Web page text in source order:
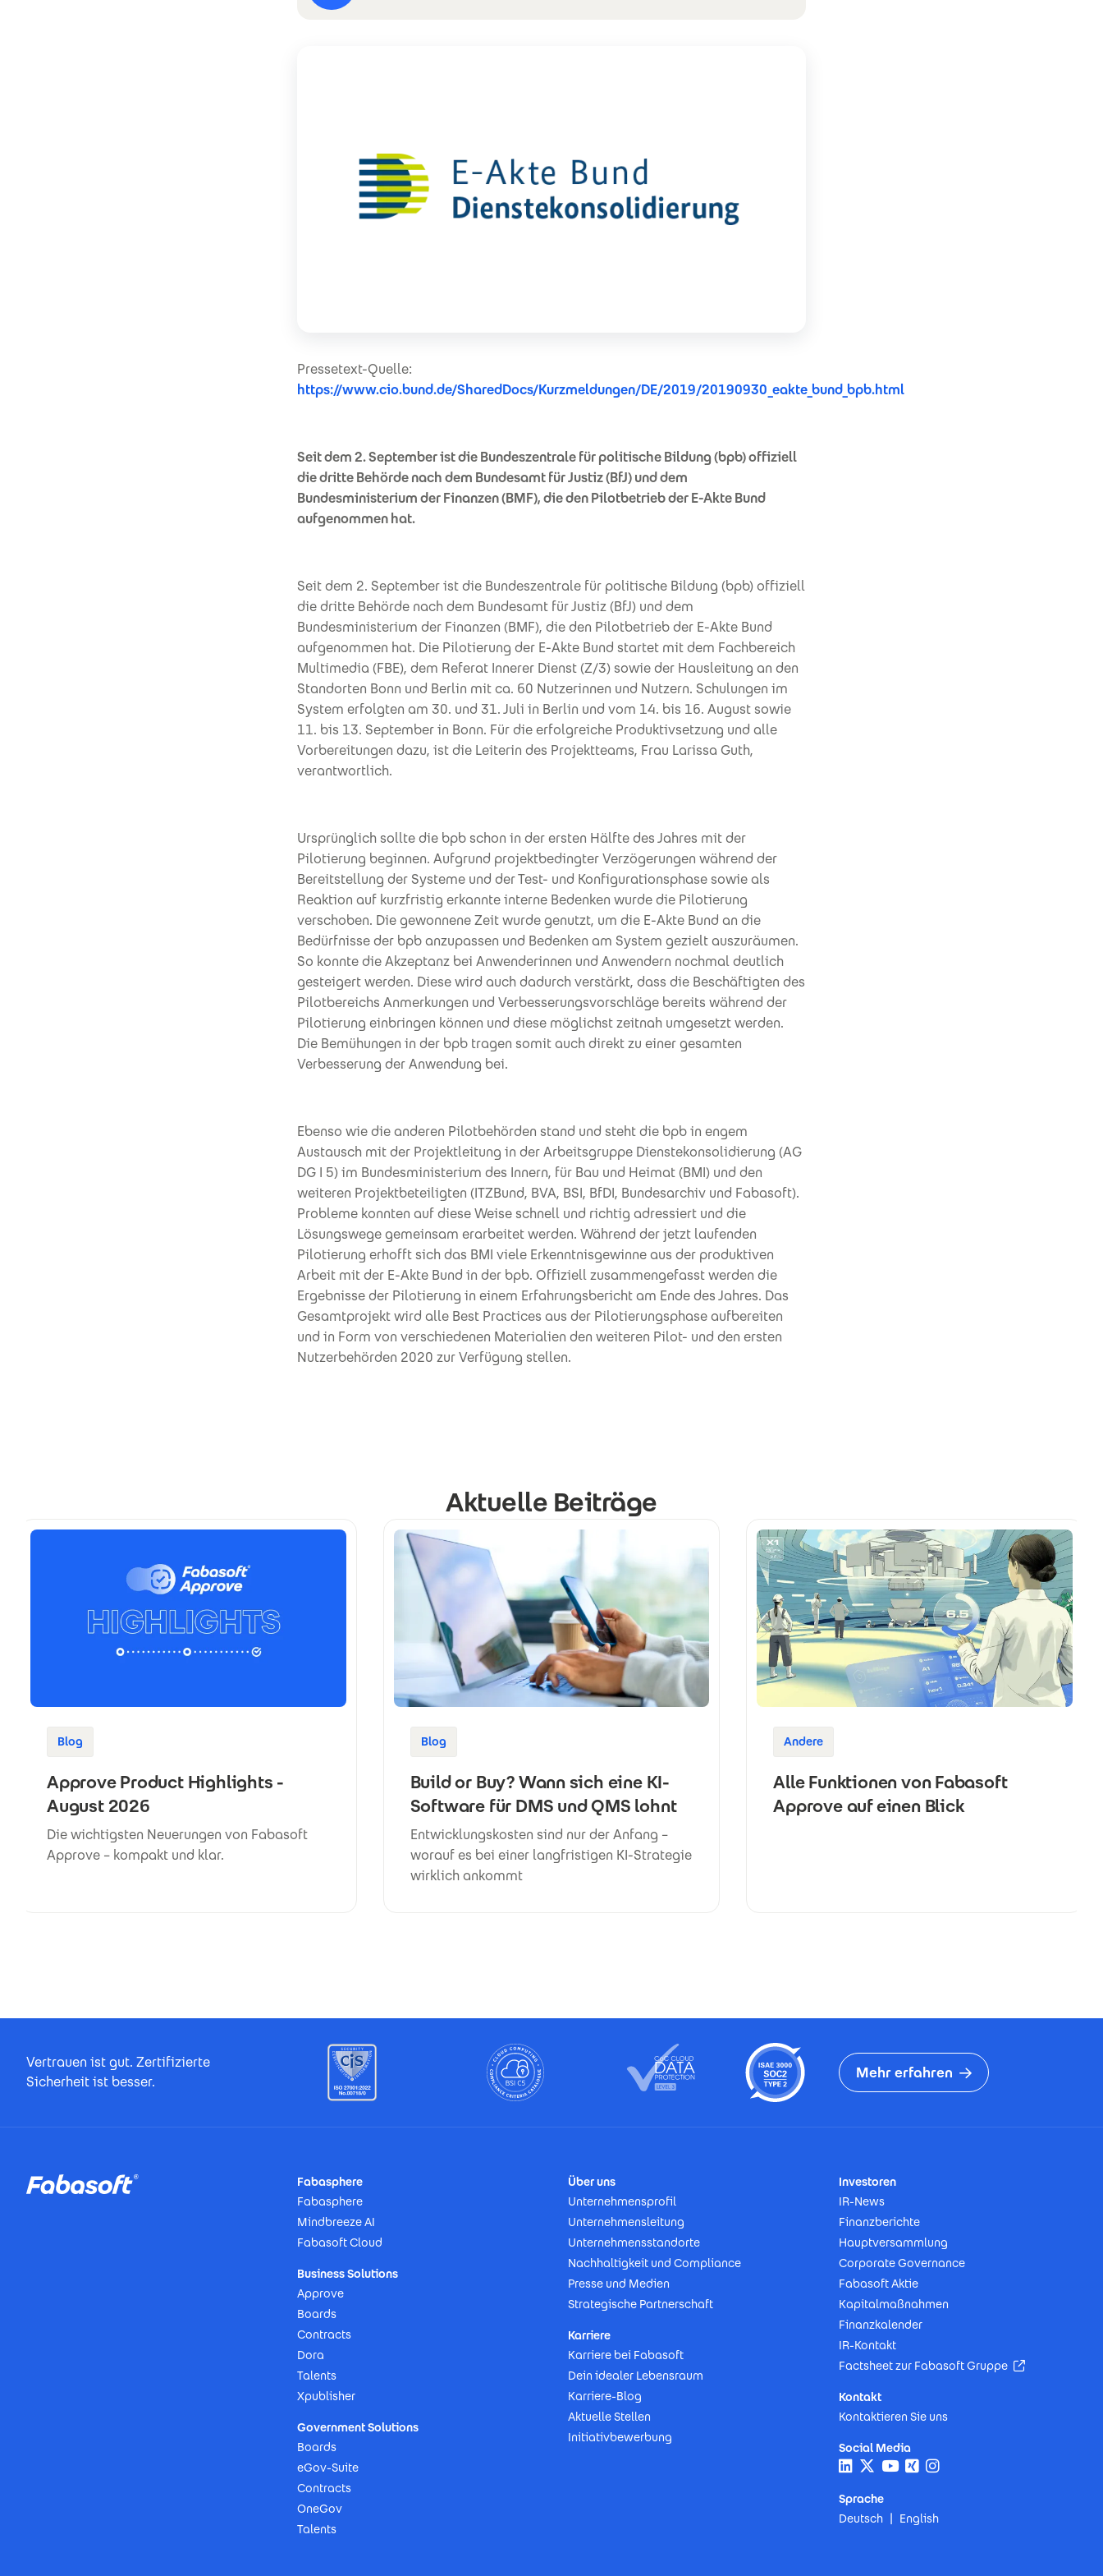
Pressetext-Quelle:
https://www.cio.bund.de/SharedDocs/Kurzmeldungen/DE/2019/20190930_eakte_bund_bpb.html
Seit dem 2. September ist die Bundeszentrale für politische Bildung (bpb) offiziell
die dritte Behörde nach dem Bundesamt für Justiz (BfJ) und dem
Bundesministerium der Finanzen (BMF), die den Pilotbetrieb der E-Akte Bund
aufgenommen hat.
Seit dem 2. September ist die Bundeszentrale für politische Bildung (bpb) offiziell
die dritte Behörde nach dem Bundesamt für Justiz (BfJ) und dem
Bundesministerium der Finanzen (BMF), die den Pilotbetrieb der E-Akte Bund
aufgenommen hat. Die Pilotierung der E-Akte Bund startet mit dem Fachbereich
Multimedia (FBE), dem Referat Innerer Dienst (Z/3) sowie der Hausleitung an den
Standorten Bonn und Berlin mit ca. 60 Nutzerinnen und Nutzern. Schulungen im
System erfolgten am 30. und 31. Juli in Berlin und vom 14. bis 16. August sowie
11. bis 13. September in Bonn. Für die erfolgreiche Produktivsetzung und alle
Vorbereitungen dazu, ist die Leiterin des Projektteams, Frau Larissa Guth,
verantwortlich.
Ursprünglich sollte die bpb schon in der ersten Hälfte des Jahres mit der
Pilotierung beginnen. Aufgrund projektbedingter Verzögerungen während der
Bereitstellung der Systeme und der Test- und Konfigurationsphase sowie als
Reaktion auf kurzfristig erkannte interne Bedenken wurde die Pilotierung
verschoben. Die gewonnene Zeit wurde genutzt, um die E-Akte Bund an die
Bedürfnisse der bpb anzupassen und Bedenken am System gezielt auszuräumen.
So konnte die Akzeptanz bei Anwenderinnen und Anwendern nochmal deutlich
gesteigert werden. Diese wird auch dadurch verstärkt, dass die Beschäftigten des
Pilotbereichs Anmerkungen und Verbesserungsvorschläge bereits während der
Pilotierung einbringen können und diese möglichst zeitnah umgesetzt werden.
Die Bemühungen in der bpb tragen somit auch direkt zu einer gesamten
Verbesserung der Anwendung bei.
Ebenso wie die anderen Pilotbehörden stand und steht die bpb in engem
Austausch mit der Projektleitung in der Arbeitsgruppe Dienstekonsolidierung (AG
DG I 5) im Bundesministerium des Innern, für Bau und Heimat (BMI) und den
weiteren Projektbeteiligten (ITZBund, BVA, BSI, BfDI, Bundesarchiv und Fabasoft).
Probleme konnten auf diese Weise schnell und richtig adressiert und die
Lösungswege gemeinsam erarbeitet werden. Während der jetzt laufenden
Pilotierung erhofft sich das BMI viele Erkenntnisgewinne aus der produktiven
Arbeit mit der E-Akte Bund in der bpb. Offiziell zusammengefasst werden die
Ergebnisse der Pilotierung in einem Erfahrungsbericht am Ende des Jahres. Das
Gesamtprojekt wird alle Best Practices aus der Pilotierungsphase aufbereiten
und in Form von verschiedenen Materialien den weiteren Pilot- und den ersten
Nutzerbehörden 2020 zur Verfügung stellen.
Aktuelle Beiträge
Blog
Approve Product Highlights -
August 2026
Die wichtigsten Neuerungen von Fabasoft
Approve – kompakt und klar.
Blog
Build or Buy? Wann sich eine KI-
Software für DMS und QMS lohnt
Entwicklungskosten sind nur der Anfang –
worauf es bei einer langfristigen KI-Strategie
wirklich ankommt
Andere
Alle Funktionen von Fabasoft
Approve auf einen Blick
Vertrauen ist gut. Zertifizierte
Sicherheit ist besser.
Mehr erfahren
Fabasphere
Fabasphere
Mindbreeze AI
Fabasoft Cloud
Business Solutions
Approve
Boards
Contracts
Dora
Talents
Xpublisher
Government Solutions
Boards
eGov-Suite
Contracts
OneGov
Talents
Über uns
Unternehmensprofil
Unternehmensleitung
Unternehmensstandorte
Nachhaltigkeit und Compliance
Presse und Medien
Strategische Partnerschaft
Karriere
Karriere bei Fabasoft
Dein idealer Lebensraum
Karriere-Blog
Aktuelle Stellen
Initiativbewerbung
Investoren
IR-News
Finanzberichte
Hauptversammlung
Corporate Governance
Fabasoft Aktie
Kapitalmaßnahmen
Finanzkalender
IR-Kontakt
Factsheet zur Fabasoft Gruppe
(Öffnet in
Kontakt
Kontaktieren Sie uns
Social Media
Sprache
Deutsch
English